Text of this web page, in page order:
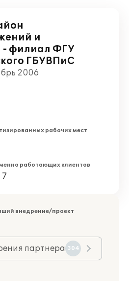
и
- филиал ФГУ
ГБУВПиС
2006
рабочих мест
работающих клиентов
7
внедрение/проект
партнера 304